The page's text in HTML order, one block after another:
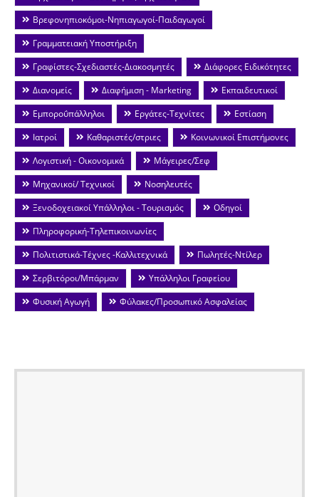
Βρεφονηπιοκόμοι-Νηπιαγωγοί-Παιδαγωγοί
Γραμματειακή Υποστήριξη
Γραφίστες-Σχεδιαστές-Διακοσμητές
Διάφορες Ειδικότητες
Διανομείς
Διαφήμιση - Marketing
Εκπαιδευτικοί
Εμποροΰπάλληλοι
Εργάτες-Τεχνίτες
Εστίαση
Ιατροί
Καθαριστές/στριες
Κοινωνικοί Επιστήμονες
Λογιστική - Οικονομικά
Μάγειρες/Σεφ
Μηχανικοί/ Τεχνικοί
Νοσηλευτές
Ξενοδοχειακοί Υπάλληλοι - Τουρισμός
Οδηγοί
Πληροφορική-Τηλεπικοινωνίες
Πολιτιστικά-Τέχνες -Καλλιτεχνικά
Πωλητές-Ντίλερ
Σερβιτόροι/Μπάρμαν
Υπάλληλοι Γραφείου
Φυσική Αγωγή
Φύλακες/Προσωπικό Ασφαλείας